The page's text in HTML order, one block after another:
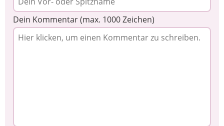
Dein Kommentar (max. 1000 Zeichen)